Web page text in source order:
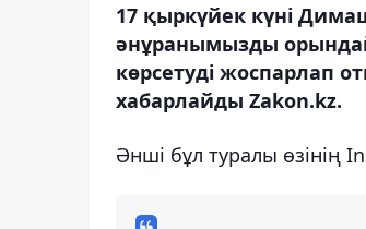
17 қыркүйек күні
әнұранымызды
көрсетуді жоспарлап
хабарлайды Zakon.kz.
Әнші бұл туралы өзінің